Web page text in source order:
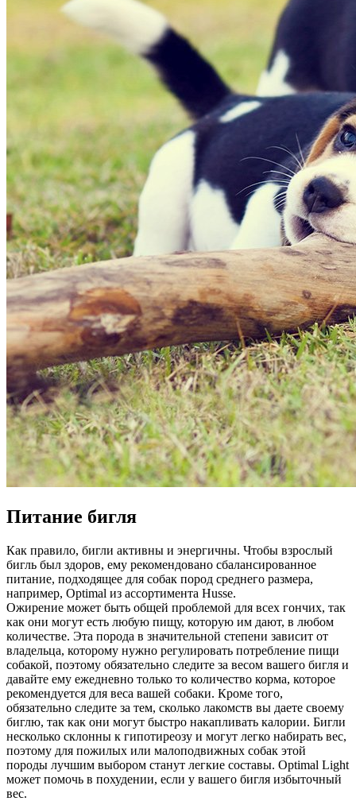
Питание бигля
Как правило, бигли активны и энергичны. Чтобы взрослый
бигль был здоров, ему рекомендовано сбалансированное
питание, подходящее для собак пород среднего размера,
например, Optimal из ассортимента Husse.
Ожирение может быть общей проблемой для всех гончих, так
как они могут есть любую пищу, которую им дают, в любом
количестве. Эта порода в значительной степени зависит от
владельца, которому нужно регулировать потребление пищи
собакой, поэтому обязательно следите за весом вашего бигля и
давайте ему ежедневно только то количество корма, которое
рекомендуется для веса вашей собаки. Кроме того,
обязательно следите за тем, сколько лакомств вы даете своему
биглю, так как они могут быстро накапливать калории. Бигли
несколько склонны к гипотиреозу и могут легко набирать вес,
поэтому для пожилых или малоподвижных собак этой
породы лучшим выбором станут легкие составы. Optimal Light
может помочь в похудении, если у вашего бигля избыточный
вес.